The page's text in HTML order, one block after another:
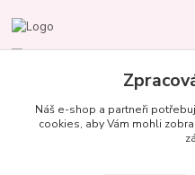
Marcela Kupková
+420 731
info@unezbednychklubicek.cz
Náš e-shop a partneři
cookies, aby Vám mohli